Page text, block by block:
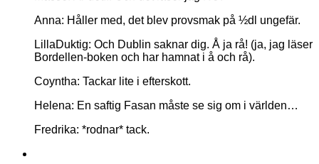
Anna: Håller med, det blev provsmak på ½dl ungefär.
LillaDuktig: Och Dublin saknar dig. Å ja rå! (ja, jag läser
Bordellen-boken och har hamnat i å och rå).
Coyntha: Tackar lite i efterskott.
Helena: En saftig Fasan måste se sig om i världen…
Fredrika: *rodnar* tack.